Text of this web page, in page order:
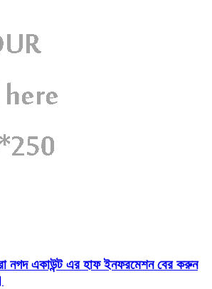
নগদ একাউন্ট এর হাফ ইনফরমেশন বের করুন